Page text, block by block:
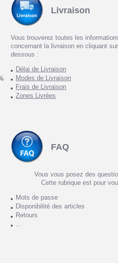
Livraison
Vous trouverez toutes les
concernant la livraison en cliquant
dessous :
Délai de Livraison
Modes de Livraison
Frais de Livraison
Zones Livrées
FAQ
Vous vous posez des
Cette rubrique est pour
Mots de passe
Disponibilité des articles
Retours
...